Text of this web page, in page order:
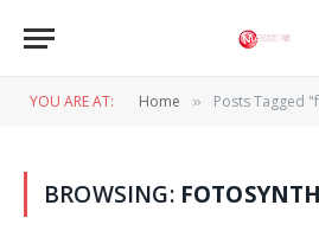
YOU ARE AT: Home » Posts Tagged
BROWSING: